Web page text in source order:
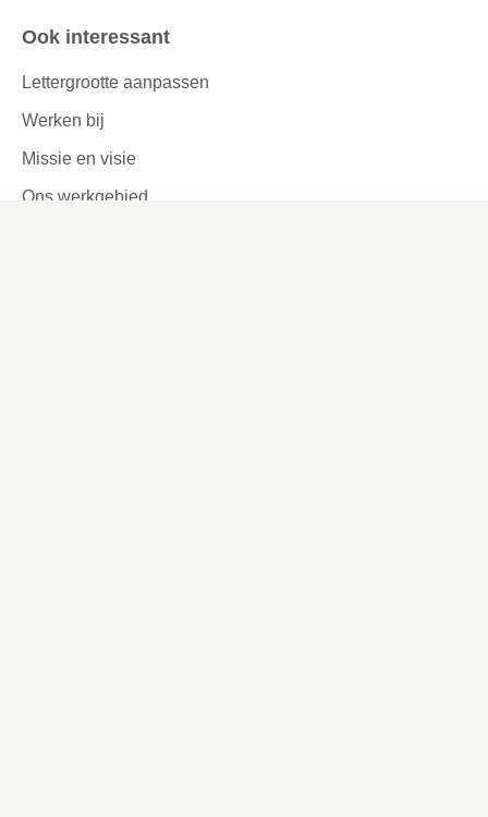
Ook interessant
Lettergrootte aanpassen
Werken bij
Missie en visie
Ons werkgebied